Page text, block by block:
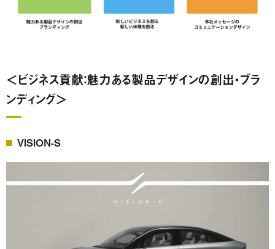
＜ビジネス貢献：魅力ある製品デザインの創出・ブラ
ンディング＞
VISION-S